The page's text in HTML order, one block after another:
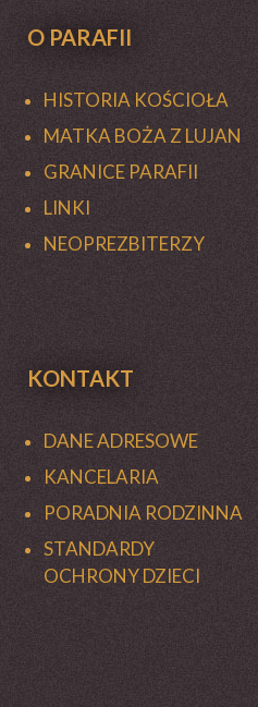
O PARAFII
HISTORIA KOŚCIOŁA
MATKA BOŻA Z LUJAN
GRANICE PARAFII
LINKI
NEOPREZBITERZY
KONTAKT
DANE ADRESOWE
KANCELARIA
PORADNIA RODZINNA
STANDARDY
OCHRONY DZIECI